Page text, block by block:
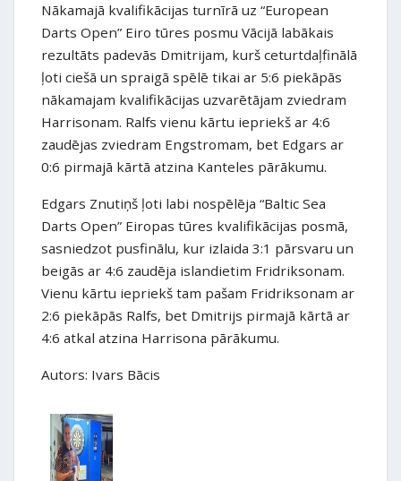
Nākamajā kvalifikācijas turnīrā uz “European
Darts Open” Eiro tūres posmu Vācijā labākais
rezultāts padevās Dmitrijam, kurš ceturtdaļfinālā
ļoti ciešā un spraigā spēlē tikai ar 5:6 piekāpās
nākamajam kvalifikācijas uzvarētājam zviedram
Harrisonam. Ralfs vienu kārtu iepriekš ar 4:6
zaudējas zviedram Engstromam, bet Edgars ar
0:6 pirmajā kārtā atzina Kanteles pārākumu.
Edgars Znutiņš ļoti labi nospēlēja “Baltic Sea
Darts Open” Eiropas tūres kvalifikācijas posmā,
sasniedzot pusfinālu, kur izlaida 3:1 pārsvaru un
beigās ar 4:6 zaudēja islandietim Fridriksonam.
Vienu kārtu iepriekš tam pašam Fridriksonam ar
2:6 piekāpās Ralfs, bet Dmitrijs pirmajā kārtā ar
4:6 atkal atzina Harrisona pārākumu.
Autors: Ivars Bācis